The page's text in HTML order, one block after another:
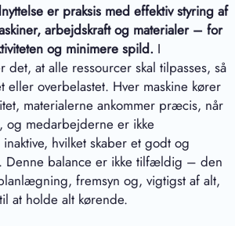
er praksis med effektiv styring af
arbejdskraft og materialer – for
og minimere spild. I
det, at alle ressourcer skal tilpasses, så
eller overbelastet. Hver maskine kører
materialerne ankommer præcis, når
medarbejderne er ikke
hvilket skaber et godt og
Denne balance er ikke tilfældig – den
fremsyn og, vigtigst af alt,
at holde alt kørende.